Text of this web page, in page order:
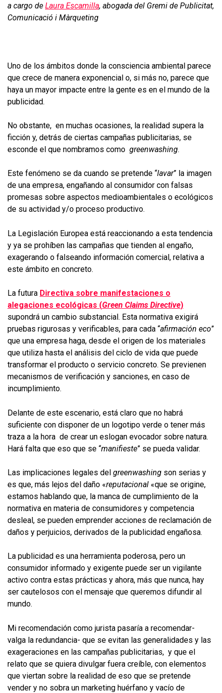
a cargo de Laura Escamilla, abogada del Gremi de Publicitat,
Comunicació i Màrqueting
Uno de los ámbitos donde la consciencia ambiental parece
que crece de manera exponencial o, si más no, parece que
haya un mayor impacte entre la gente es en el mundo de la
publicidad.
No obstante, en muchas ocasiones, la realidad supera la
ficción y, detrás de ciertas campañas publicitarias, se
esconde el que nombramos como greenwashing.
Este fenómeno se da cuando se pretende “lavar” la imagen
de una empresa, engañando al consumidor con falsas
promesas sobre aspectos medioambientales o ecológicos
de su actividad y/o proceso productivo.
La Legislación Europea está reaccionando a esta tendencia
y ya se prohíben las campañas que tienden al engaño,
exagerando o falseando información comercial, relativa a
este ámbito en concreto.
La futura Directiva sobre manifestaciones o
alegaciones ecológicas (Green Claims Directive)
supondrá un cambio substancial. Esta normativa exigirá
pruebas rigurosas y verificables, para cada “afirmación eco”
que una empresa haga, desde el origen de los materiales
que utiliza hasta el análisis del ciclo de vida que puede
transformar el producto o servicio concreto. Se previenen
mecanismos de verificación y sanciones, en caso de
incumplimiento.
Delante de este escenario, está claro que no habrá
suficiente con disponer de un logotipo verde o tener más
traza a la hora de crear un eslogan evocador sobre natura.
Hará falta que eso que se “manifieste” se pueda validar.
Las implicaciones legales del greenwashing son serias y
es que, más lejos del daño «reputacional «que se origine,
estamos hablando que, la manca de cumplimiento de la
normativa en materia de consumidores y competencia
desleal, se pueden emprender acciones de reclamación de
daños y perjuicios, derivados de la publicidad engañosa.
La publicidad es una herramienta poderosa, pero un
consumidor informado y exigente puede ser un vigilante
activo contra estas prácticas y ahora, más que nunca, hay
ser cautelosos con el mensaje que queremos difundir al
mundo.
Mi recomendación como jurista pasaría a recomendar-
valga la redundancia- que se evitan las generalidades y las
exageraciones en las campañas publicitarias, y que el
relato que se quiera divulgar fuera creíble, con elementos
que viertan sobre la realidad de eso que se pretende
vender y no sobra un marketing huérfano y vacío de